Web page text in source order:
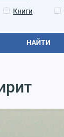
Книги
НАЙТИ